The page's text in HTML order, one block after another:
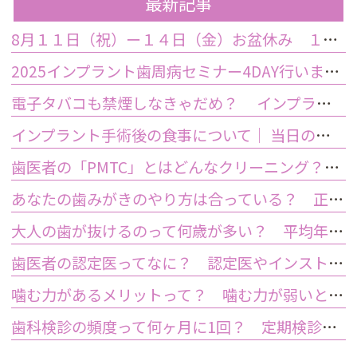
8月１１日（祝）ー１４日（金）お盆休み １５日土曜日から診療しております
2025インプラント歯周病セミナー4DAY行いました
電子タバコも禁煙しなきゃだめ？ インプラント手術前後の喫煙が及ぼす影響とは？
インプラント手術後の食事について｜ 当日の注意点・いつから普通の食事ができる？
歯医者の「PMTC」とはどんなクリーニング？スケーリングとは何が違うの？
あなたの歯みがきのやり方は合っている？ 正しい歯みがき方法と間違った方法
大人の歯が抜けるのって何歳が多い？ 平均年齢と原因について
歯医者の認定医ってなに？ 認定医やインストラクターの資格を持つ歯医者のメリット
噛む力があるメリットって？ 噛む力が弱いとどうなるの？
歯科検診の頻度って何ヶ月に1回？ 定期検診って何するの？